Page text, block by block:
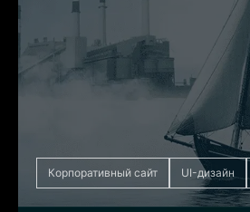
Корпоративный сайт UI-дизайн